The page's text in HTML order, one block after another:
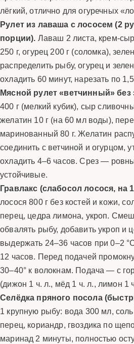
лёгкий, отлично для огуречных
Рулет из лаваша с лососем (2
порции). Лаваш 2 листа, крем-
250 г, огурец 200 г (соломка),
распределить рыбу, огурец и
охладить 60 минут, нарезать по
Мясной рулет «ветчинный» без
400 г (мелкий кубик), сыр
желатин 10 г (на 60 мл воды),
маринованный 80 г. Желатин
соединить с ветчиной и огурцом,
охладить 4–6 часов. Срез —
устойчивые.
Гравлакс (слабосол лосося, на
лосося 800 г без костей и кожи,
перец, цедра лимона, укроп.
обвалять рыбу, добавить укроп и
выдержать 24–36 часов при 0–2
12 часов. Перед подачей
30–40° к волокнам. Подача — с
(дижон 1 ч. л., мёд 1 ч. л., лимон 1
Селёдка пряного посола
1 крупную рыбу: вода 300 мл, соль
перец, кориандр, гвоздика по
маринад 2 минуты, полностью